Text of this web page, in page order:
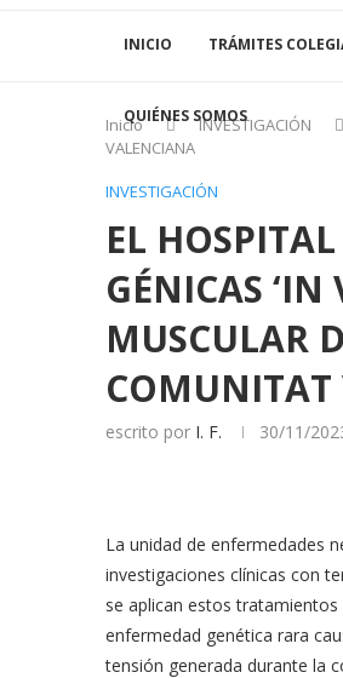
INICIO TRÁMITES
QUIÉNES SOMOS
Inicio INVESTIGACIÓN
VALENCIANA
INVESTIGACIÓN
EL
GÉNICAS
MUSCULAR
escrito por I. F. 30/11/
La unidad de enfermedades
investigaciones clínicas con
se aplican estos
enfermedad genética rara
tensión generada durante la